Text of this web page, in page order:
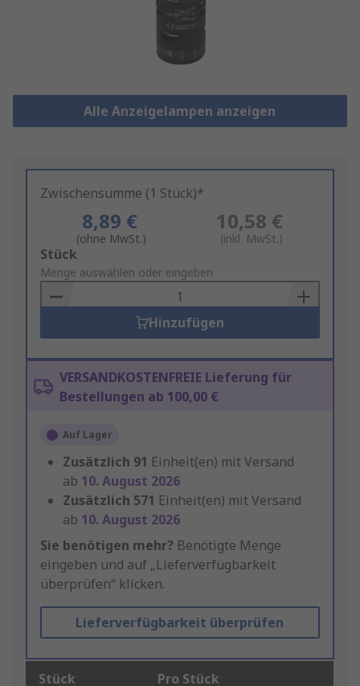
Alle Anzeigelampen anzeigen
Zwischensumme (1 Stück)*
8,89 €
(ohne MwSt.)
10,58 €
(inkl. MwSt.)
Add
to
Basket
Stück
Menge auswählen oder eingeben
Hinzufügen
VERSANDKOSTENFREIE Lieferung für
Bestellungen ab 100,00 €
Auf Lager
Zusätzlich 91 Einheit(en) mit Versand
ab 10. August 2026
Zusätzlich 571 Einheit(en) mit Versand
ab 10. August 2026
Sie benötigen mehr? Benötigte Menge
eingeben und auf „Lieferverfügbarkeit
überprüfen“ klicken.
Lieferverfügbarkeit überprüfen
Stück Pro Stück